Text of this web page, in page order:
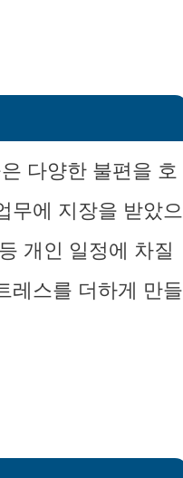
다양한 불편을 호
무에 지장을 받았으
개인 일정에 차질
레스를 더하게 만들